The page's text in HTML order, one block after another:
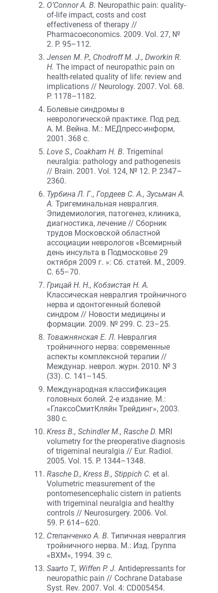
O’Connor A. B. Neuropathic pain: quality-
of-life impact, costs and cost
effectiveness of therapy //
Pharmacoeconomics. 2009. Vol. 27, №
2. P. 95–112.
Jensen M. P., Chodroff M. J., Dworkin R.
H. The impact of neuropathic pain on
health-related quality of life: review and
implications // Neurology. 2007. Vol. 68.
P. 1178–1182.
Болевые синдромы в
неврологической практике. Под ред.
А. М. Вейна. М.: МЕДпресс-информ,
2001. 368 с.
Love S., Coakham H. B. Trigeminal
neuralgia: pathology and pathogenesis
// Brain. 2001. Vol. 124, № 12. P. 2347–
2360.
Турбина Л. Г., Гордеев С. А., Зусьман А.
А. Тригеминальная невралгия.
Эпидемиология, патогенез, клиника,
диагностика, лечение // Сборник
трудов Московской областной
ассоциации неврологов «Всемирный
день инсульта в Подмосковье 29
октября 2009 г. »: Сб. статей. М., 2009.
С. 65–70.
Грицай Н. Н., Кобзистая Н. А.
Классическая невралгия тройничного
нерва и одонтогенный болевой
синдром // Новости медицины и
формации. 2009. № 299. С. 23–25.
Товажнянская Е. Л. Невралгия
тройничного нерва: современные
аспекты комплексной терапии //
Междунар. неврол. журн. 2010. № 3
(33). С. 141–145.
Международная классификация
головных болей. 2-е издание. М.:
«ГлаксоСмитКляйн Трейдинг», 2003.
380 с.
Kress B., Schindler M., Rasche D. MRI
volumetry for the preoperative diagnosis
of trigeminal neuralgia // Eur. Radiol.
2005. Vol. 15. P. 1344–1348.
Rasche D., Kress B., Stippich C. et al.
Volumetric measurement of the
pontomesencephalic cistern in patients
with trigeminal neuralgia and healthy
controls // Neurosurgery. 2006. Vol.
59. P. 614–620.
Степанченко А. В. Типичная невралгия
тройничного нерва. М.: Изд. Группа
«ВХМ», 1994. 39 с.
Saarto T., Wiffen P. J. Antidepressants for
neuropathic pain // Cochrane Database
Syst. Rev. 2007. Vol. 4: CD005454.